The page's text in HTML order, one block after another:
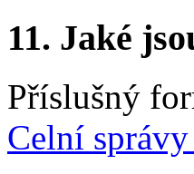
11. Jaké
Příslušný
Celní